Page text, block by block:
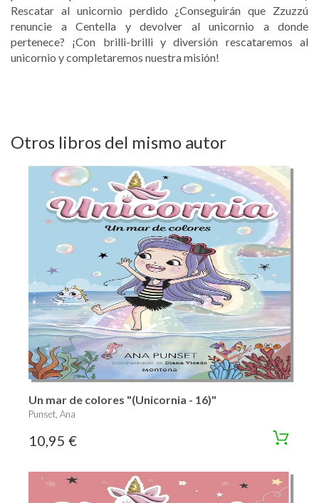
Rescatar al unicornio perdido ¿Conseguirán que Zzuzzú
renuncie a Centella y devolver al unicornio a donde
pertenece? ¡Con brilli-brilli y diversión rescataremos al
unicornio y completaremos nuestra misión!
Otros libros del mismo autor
Un mar de colores "(Unicornia - 16)"
Punset, Ana
10,95 €